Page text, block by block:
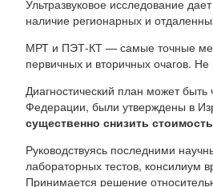
Ультразвуковое исследование
наличие регионарных и
МРТ и ПЭТ-КТ — самые точные
первичных и вторичных очагов.
Диагностический план может
Федерации, были утверждены в
существенно снизить
Руководствуясь последними
лабораторных тестов, консилиум
Принимается решение